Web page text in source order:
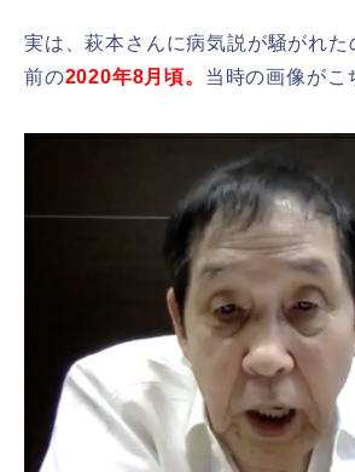
実は、萩本さんに病気説が騒がれた
前の2020年8月頃。 当時の画像がこ